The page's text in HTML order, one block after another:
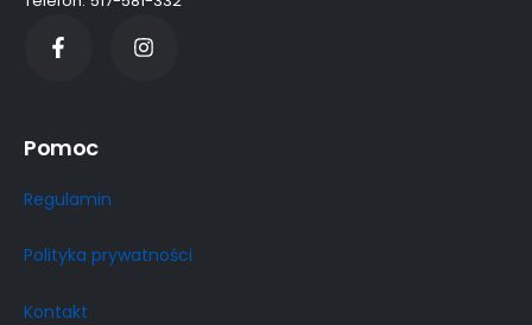
Pomoc
Regulamin
Polityka prywatności
Kontakt